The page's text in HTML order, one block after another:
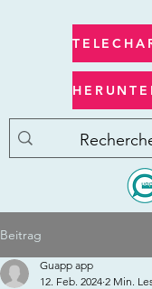
Beitrag
Guapp app
12. Feb. 2024 2 Min.